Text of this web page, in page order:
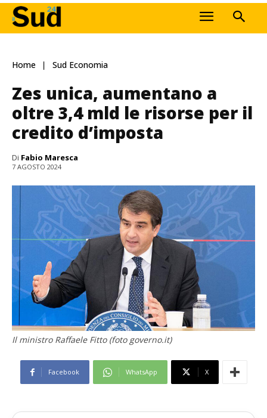
Home Sud Economia
Zes unica, aumentano a
oltre 3,4 mld le risorse per il
credito d’imposta
Di Fabio Maresca
7 AGOSTO 2024
Il ministro Raffaele Fitto (foto governo.it)
Facebook WhatsApp X